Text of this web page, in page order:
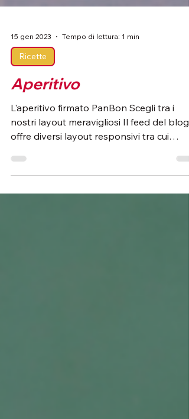
15 gen 2023 Tempo di lettura: 1 min
Ricette
Aperitivo
L'aperitivo firmato PanBon Scegli tra i
poter...